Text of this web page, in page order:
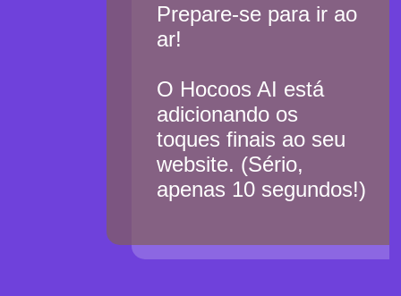
Prepare-se para ir ao
ar!
O Hocoos AI está
adicionando os
toques finais ao seu
website. (Sério,
apenas 10 segundos!)